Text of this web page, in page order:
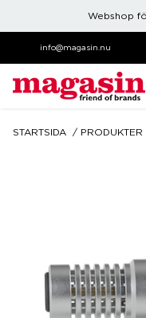
Webshop
info@magasin.nu
STARTSIDA PRODUKTER